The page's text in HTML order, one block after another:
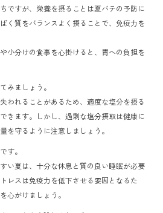
ですが、栄養を摂ることは夏バテの予防に
く質をバランスよく摂ることで、免疫力を
小分けの食事を心掛けると、胃への負担を
みましょう。
われることがあるため、適度な塩分を摂る
きます。しかし、過剰な塩分摂取は健康に
を守るように注意しましょう。
す。
い夏は、十分な休息と質の良い睡眠が必要
レスは免疫力を低下させる要因となるた
心がけましょう。